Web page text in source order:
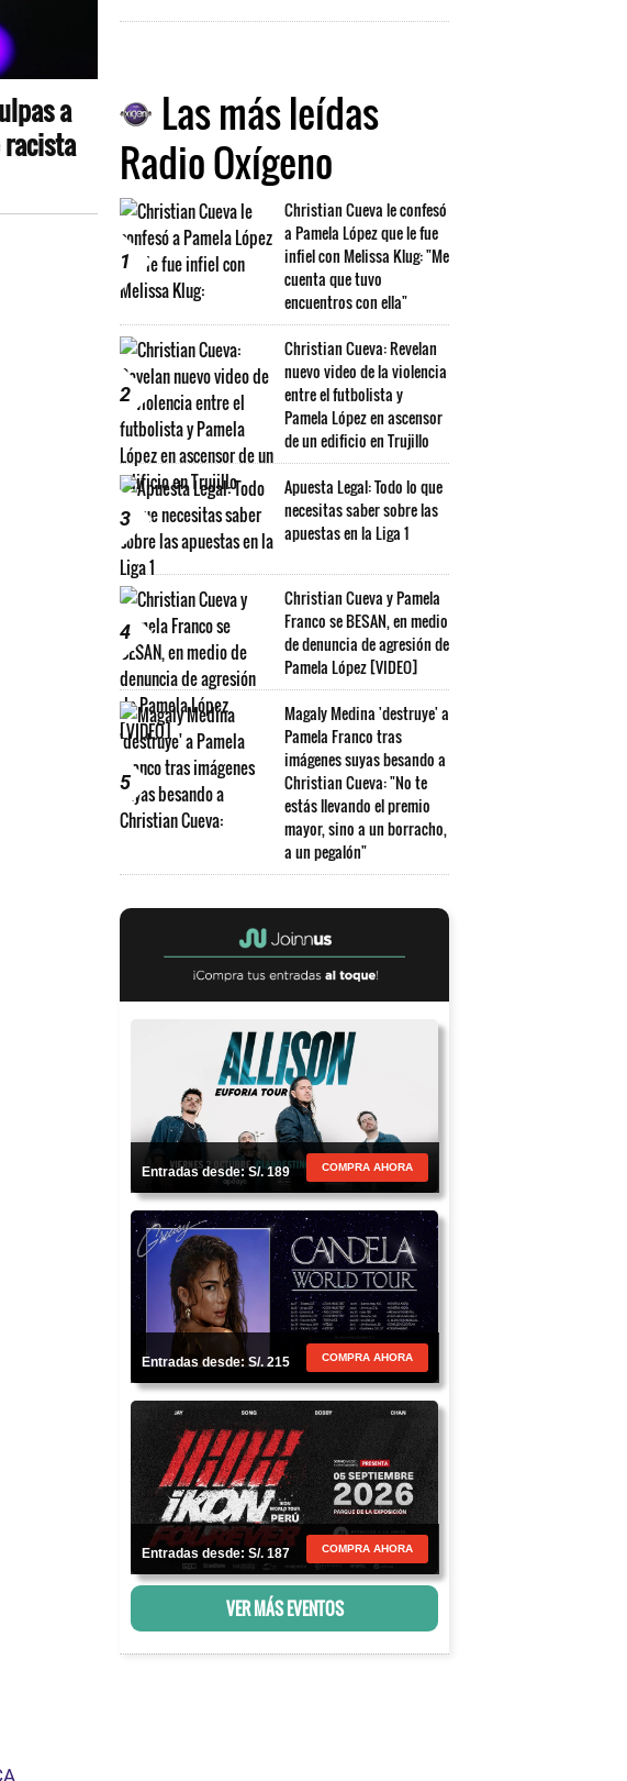
a
Las más leídas
Radio Oxígeno
1
Christian Cueva le confesó
a Pamela López que le fue
infiel con Melissa Klug: "Me
cuenta que tuvo
encuentros con ella"
2
Christian Cueva: Revelan
nuevo video de la violencia
entre el futbolista y
Pamela López en ascensor
de un edificio en Trujillo
3
Apuesta Legal: Todo lo que
necesitas saber sobre las
apuestas en la Liga 1
4
Christian Cueva y Pamela
Franco se BESAN, en medio
de denuncia de agresión de
Pamela López [VIDEO]
5
Magaly Medina 'destruye' a
Pamela Franco tras
imágenes suyas besando a
Christian Cueva: "No te
estás llevando el premio
mayor, sino a un borracho,
a un pegalón"
Entradas desde: S/. 189 COMPRA AHORA
Entradas desde: S/. 215 COMPRA AHORA
Entradas desde: S/. 187 COMPRA AHORA
VER MÁS EVENTOS